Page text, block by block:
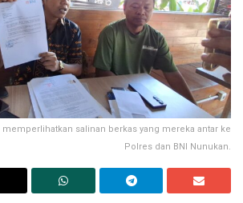
memperlihatkan salinan berkas yang mereka antar ke
Polres dan BNI Nunukan.